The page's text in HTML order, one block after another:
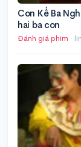
Con Kể Ba
hai ba con
Đánh giá phim ·